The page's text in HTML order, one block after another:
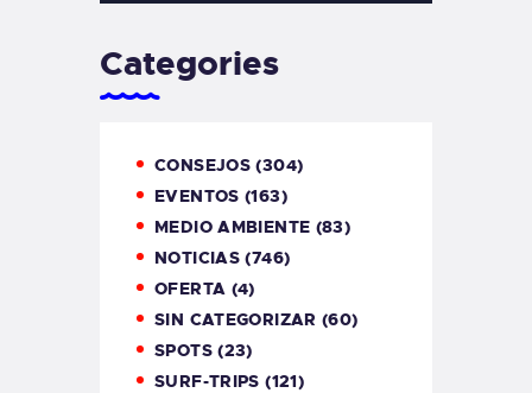
Categories
CONSEJOS (304)
EVENTOS (163)
MEDIO AMBIENTE (83)
NOTICIAS (746)
OFERTA (4)
SIN CATEGORIZAR (60)
SPOTS(23)
SURF-TRIPS (121)